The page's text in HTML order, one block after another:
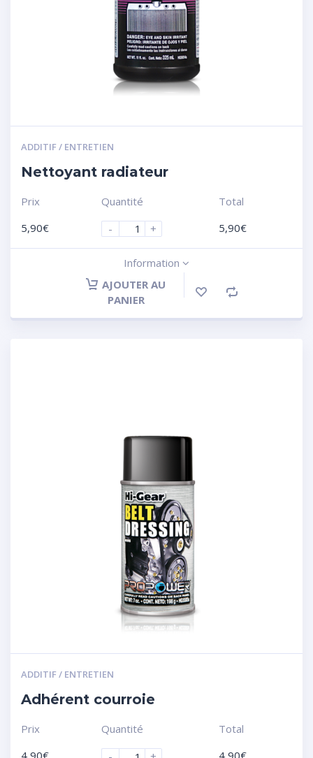
ADDITIF / ENTRETIEN
Nettoyant radiateur
Prix
5,90€
Quantité
-
+
Total
5,90€
Information
AJOUTER AU
PANIER
ADDITIF / ENTRETIEN
Adhérent courroie
Prix
Quantité
Total